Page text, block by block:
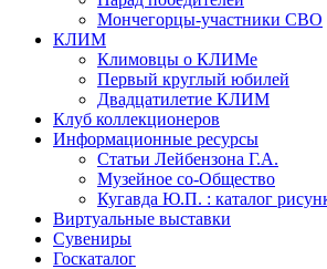
Мончегорцы-участники СВО
КЛИМ
Климовцы о КЛИМе
Первый круглый юбилей
Двадцатилетие КЛИМ
Клуб коллекционеров
Информационные ресурсы
Статьи Лейбензона Г.А.
Музейное со-Общество
Кугавда Ю.П. : каталог
Виртуальные выставки
Сувениры
Госкаталог